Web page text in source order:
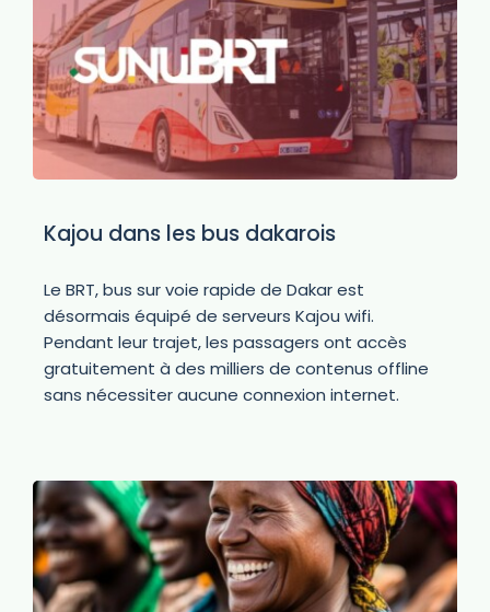
Kajou dans les bus dakarois
Le BRT, bus sur voie rapide de Dakar est
désormais équipé de serveurs Kajou wifi.
Pendant leur trajet, les passagers ont accès
gratuitement à des milliers de contenus offline
sans nécessiter aucune connexion internet.